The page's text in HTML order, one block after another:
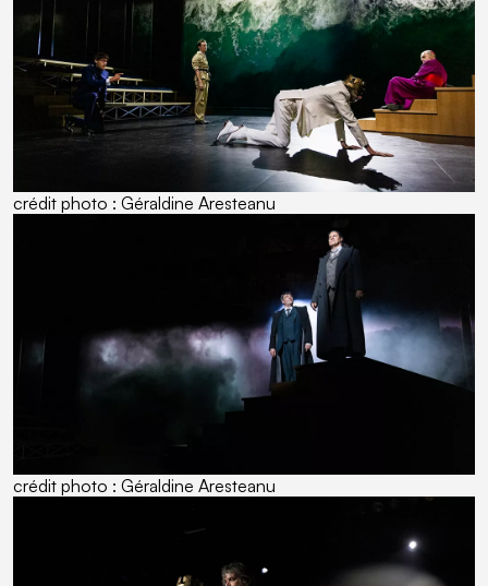
crédit photo : Géraldine Aresteanu
crédit photo : Géraldine Aresteanu